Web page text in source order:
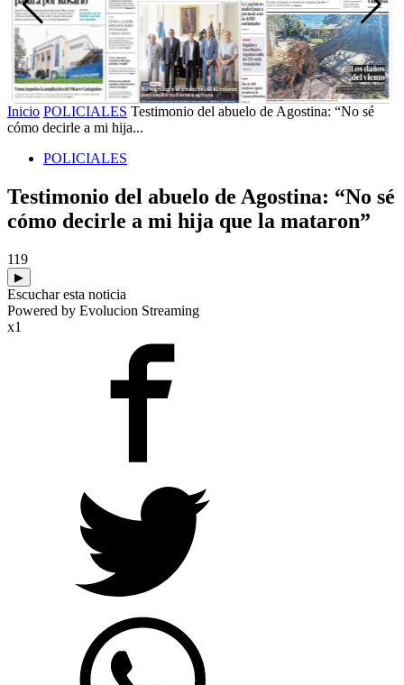
Inicio POLICIALES Testimonio del abuelo de Agostina: “No sé
cómo decirle a mi hija...
POLICIALES
Testimonio del abuelo de Agostina: “No sé
cómo decirle a mi hija que la mataron”
119
▶
Escuchar esta noticia
Powered by Evolucion Streaming
x1